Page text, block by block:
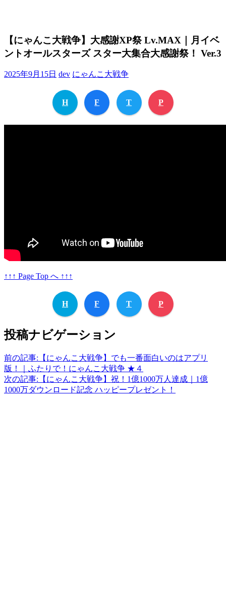
【にゃんこ大戦争】大感謝XP祭 Lv.MAX｜月イベ
ントオールスターズ スター大集合大感謝祭！ Ver.3
2025年9月15日 dev にゃんこ大戦争
H F T P
↑↑↑ Page Top へ ↑↑↑
H F T P
投稿ナビゲーション
前の記事: 【にゃんこ大戦争】でも一番面白いのはアプリ
版！｜ふたりで！にゃんこ大戦争 ★４
次の記事: 【にゃんこ大戦争】祝！1億1000万人達成｜1億
1000万ダウンロード記念 ハッピープレゼント！